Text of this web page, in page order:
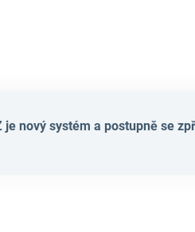
nový systém a postupně se